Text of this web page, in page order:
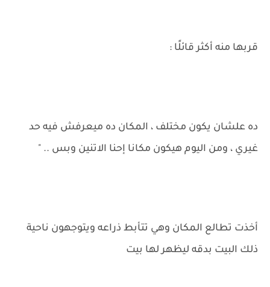
قربها منه أكثر قائلًا :
ده علشان يكون مختلف ، المكان ده ميعرفش فيه حد
غيري ، ومن اليوم هيكون مكانا إحنا الاتنين وبس .. "
أخذت تطالع المكان وهي تتأبط ذراعه ويتوجهون ناحية
ذلك البيت بدقه ليظهر لها بيت